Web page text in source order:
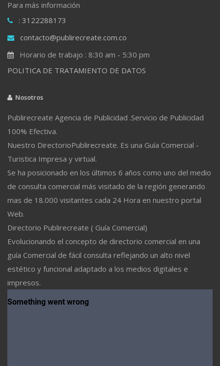
Para más información
: 3122288173
contacto@publirecreate.com.co
Horario de trabajo : 8:30 am - 5:30 pm
POLITICA DE TRATAMIENTO DE DATOS
Nosotros
Publirecreate Agencia de Publicidad .Servicio de Publicidad
100% Efectiva.
Nuestro DirectorioPublirecreate. Es una Guía Comercial -
Turistica Impresa y virtual.
Se ha posicionado en los últimos 6 años como uno del medio
de consulta comercial más visitado de la región generando
mas de 18.000 visitantes cada 24 Hora en nuestro portal
Web.
Directorio Publirecreate ( Guía Comercial)
Evolucionando el concepto de directorio comercial en una
guía Comercial de fácil consulta reflejando un alto nivel
estético y funcional adaptado a los medios digitales e
impresos.